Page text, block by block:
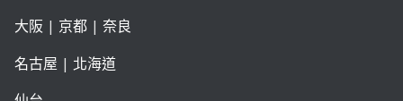
大阪 | 京都| 奈良
名古屋 | 北海道